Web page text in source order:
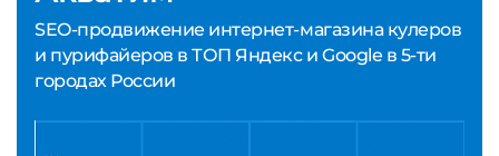
SEO-продвижение интернет-магазина кулеров
и пурифайеров в ТОП Яндекс и Google в 5-ти
городах России